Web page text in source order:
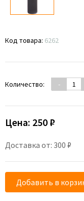
Код товара: 6262
Количество: -
Цена: 250 ₽
Доставка от: 300 ₽
Добавить в